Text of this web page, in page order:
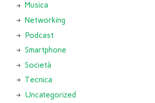
Musica
Networking
Podcast
Smartphone
Società
Tecnica
Uncategorized